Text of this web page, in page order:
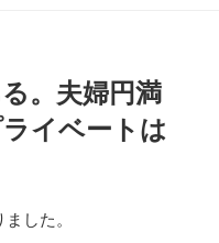
。夫婦円満
イベートは
した。